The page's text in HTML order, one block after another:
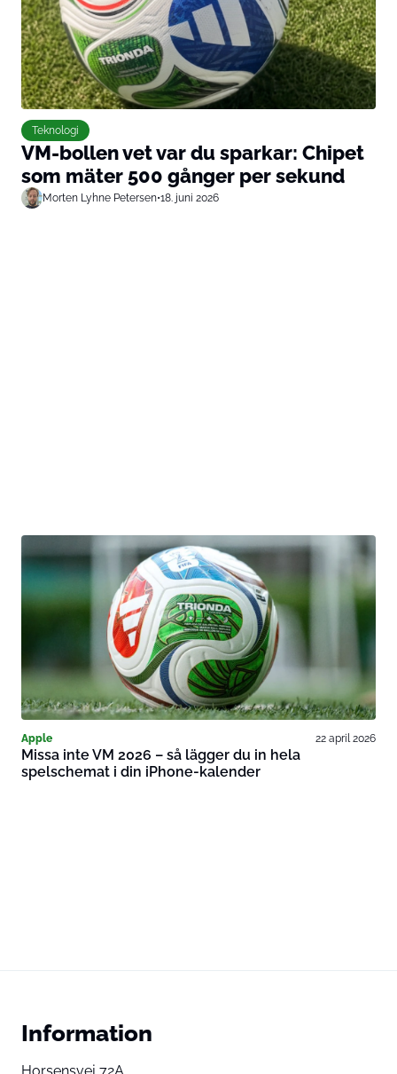
Teknologi
VM-bollen vet var du sparkar: Chipet
som mäter 500 gånger per sekund
Morten Lyhne Petersen•18. juni 2026
Apple 22 april 2026
Missa inte VM 2026 – så lägger du in hela
spelschemat i din iPhone-kalender
Information
Horsensvej 72A